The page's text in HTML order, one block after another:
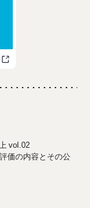
vol.02
価の内容とその公